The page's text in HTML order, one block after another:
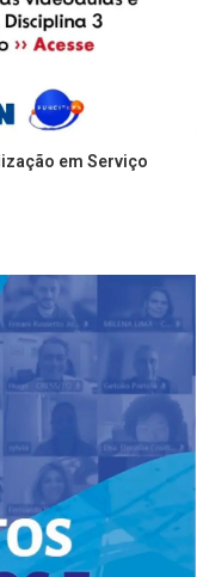
em Serviço